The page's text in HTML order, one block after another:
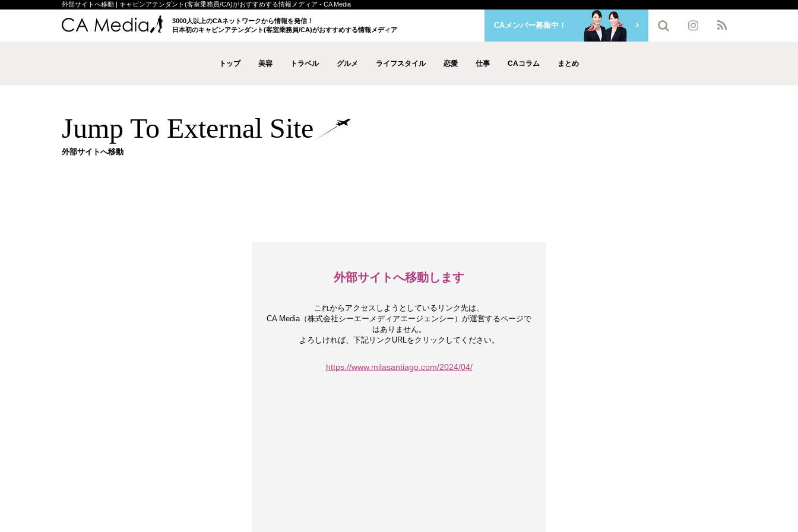
外部サイトへ移動 | キャビンアテンダント(客室乗務員/CA)がおすすめする情報メディア - CA Media
3000人以上のCAネットワークから情報を発信！
日本初のキャビンアテンダント(客室乗務員/CA)がおすすめする情報メディア
トップ 美容 トラベル グルメ ライフスタイル 恋愛 仕事 CAコラム まとめ
CAメンバー募集中！
Jump To External Site
外部サイトへ移動
外部サイトへ移動します
これからアクセスしようとしているリンク先は、
CA Media（株式会社シーエーメディアエージェンシー）が運営するページで
はありません。
よろしければ、下記リンクURLをクリックしてください。
https://www.milasantiago.com/2024/04/